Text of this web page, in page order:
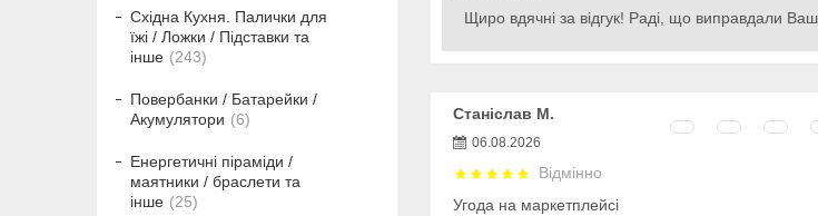
Щиро вдячні за відгук! Раді, що виправдали
Станіслав М.
06.08.2026
Відмінно
Угода на маркетплейсі
Східна Кухня. Палички для
їжі / Ложки / Підставки та
інше
243
Повербанки / Батарейки /
Акумулятори
6
Енергетичні піраміди /
маятники / браслети та
інше
25